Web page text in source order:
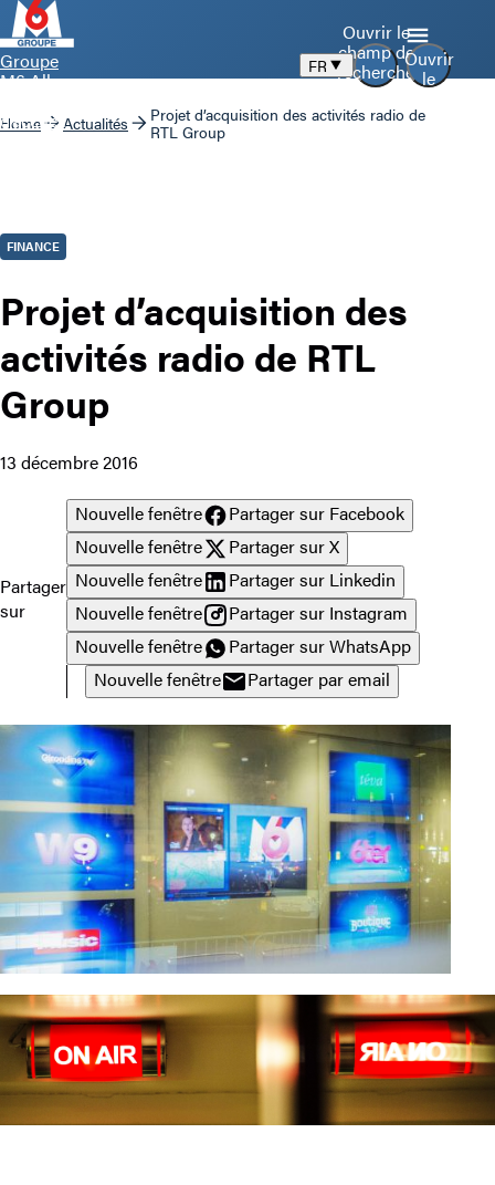
Groupe
M6 Aller
d’accueil
Ouvrir
le
FR
Ouvrir le
champ de
recherche
Home Actualités
Projet d’acquisition des activités radio de
RTL Group
FINANCE
Projet d’acquisition des
activités radio de RTL
Group
13 décembre 2016
Partager
sur
Nouvelle fenêtre
Partager sur Facebook
Nouvelle fenêtre
Partager sur X
Nouvelle fenêtre
Partager sur Linkedin
Nouvelle fenêtre
Partager sur Instagram
Nouvelle fenêtre
Partager sur WhatsApp
Nouvelle fenêtre
Partager par email